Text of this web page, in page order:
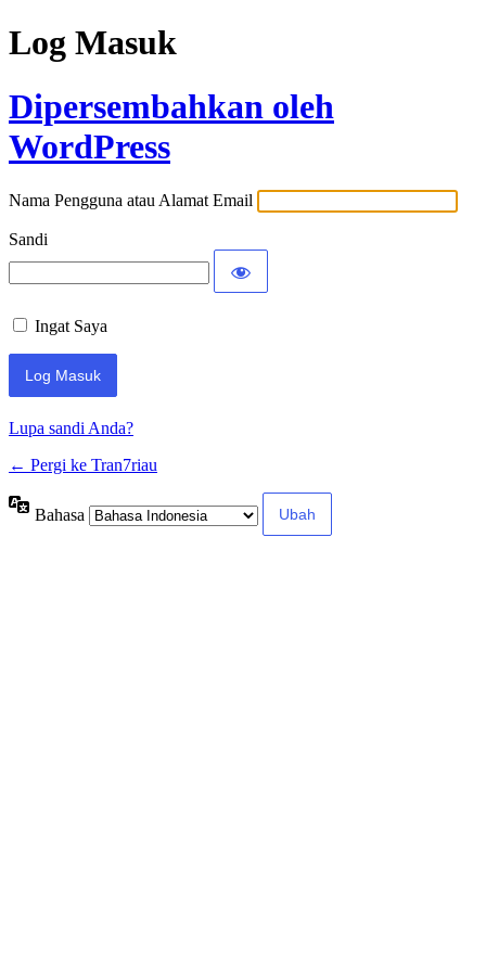
Log Masuk
Dipersembahkan oleh
WordPress
Nama Pengguna atau Alamat Email
Sandi
Ingat Saya
Lupa sandi Anda?
← Pergi ke Tran7riau
Bahasa